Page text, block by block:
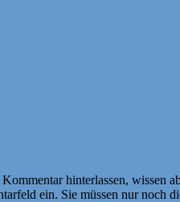
hinterlassen, wissen
ein. Sie müssen nur noch